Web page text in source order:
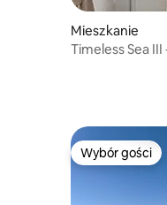
Mieszkanie
Timeless Sea
Wybór gości
Wybór gości